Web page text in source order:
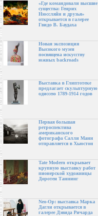
«Где командовали высшие
существа: Генрих
Нюссляйн и друзья»
открывается в галерее
Гвидо В. Баудаха
Новая экспозиция
Высокого музея
посвящена искусству
южных backroads
Выставка в Глиптотеке
предлагает скульптурную
одиссею 1789-1914 годов
Первая большая
ретроспектива
американского
фотографа Салли Манн
отправляется в Хьюстон
Tate Modern открывает
крупную выставку работ
пионерской художницы
Доротеи Таннинг
Neo-Op: выставка Марка
Дагли открывается в
галерее Дэвида Ричарда